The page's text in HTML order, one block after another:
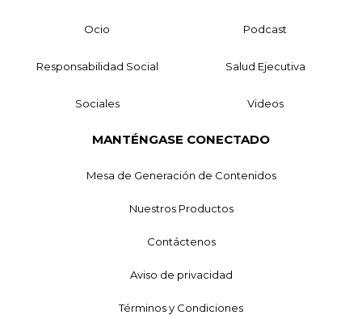
Ocio Podcast
Responsabilidad Social Salud Ejecutiva
Sociales Videos
MANTÉNGASE CONECTADO
Mesa de Generación de Contenidos
Nuestros Productos
Contáctenos
Aviso de privacidad
Términos y Condiciones